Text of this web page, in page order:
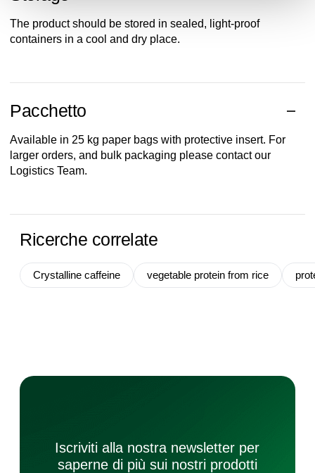
The product should be stored in sealed, light-proof
containers in a cool and dry place.
Pacchetto
Available in 25 kg paper bags with protective insert. For
larger orders, and bulk packaging please contact our
Logistics Team.
Ricerche correlate
Crystalline caffeine vegetable protein from rice
Iscriviti alla nostra newsletter per
saperne di più sui nostri prodotti